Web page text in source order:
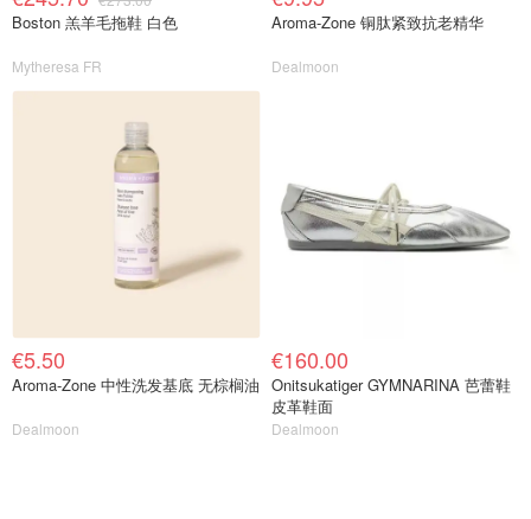
Boston 羔羊毛拖鞋 白色
Mytheresa FR
Aroma-Zone 铜肽紧致抗老精华
Dealmoon
€5.50
Aroma-Zone 中性洗发基底 无棕榈油
Dealmoon
€160.00
Onitsukatiger GYMNARINA 芭蕾鞋
皮革鞋面
Dealmoon